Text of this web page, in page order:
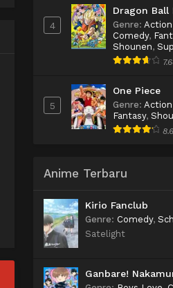
4
Dragon Ball
Genre: Action
Comedy,
Shounen,
5
One Piece
Genre: Action
Fantasy,
Anime Terbaru
Kirio Fanclub
Genre: Comedy,
Satelight
Ganbare!